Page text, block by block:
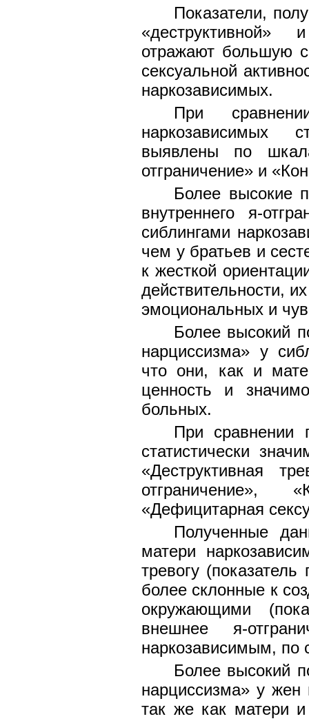
Показатели,
«деструктивной»
отражают большую
сексуальной
наркозависимых.
При
наркозависимых
выявлены по
отграничение» и
Более высокие
внутреннего я-
сиблингами
чем у братьев и
к жесткой
действительности,
эмоциональных и
Более высокий
нарциссизма» у
что они, как и
ценность и
больных.
При сравнении
статистически
«Деструктивная
отграничение»,
«Дефицитарная
Полученные
матери
тревогу
более склонные к
окружающими
внешнее я-
наркозависимым, по
Более высокий
нарциссизма» у жен
так же как матери